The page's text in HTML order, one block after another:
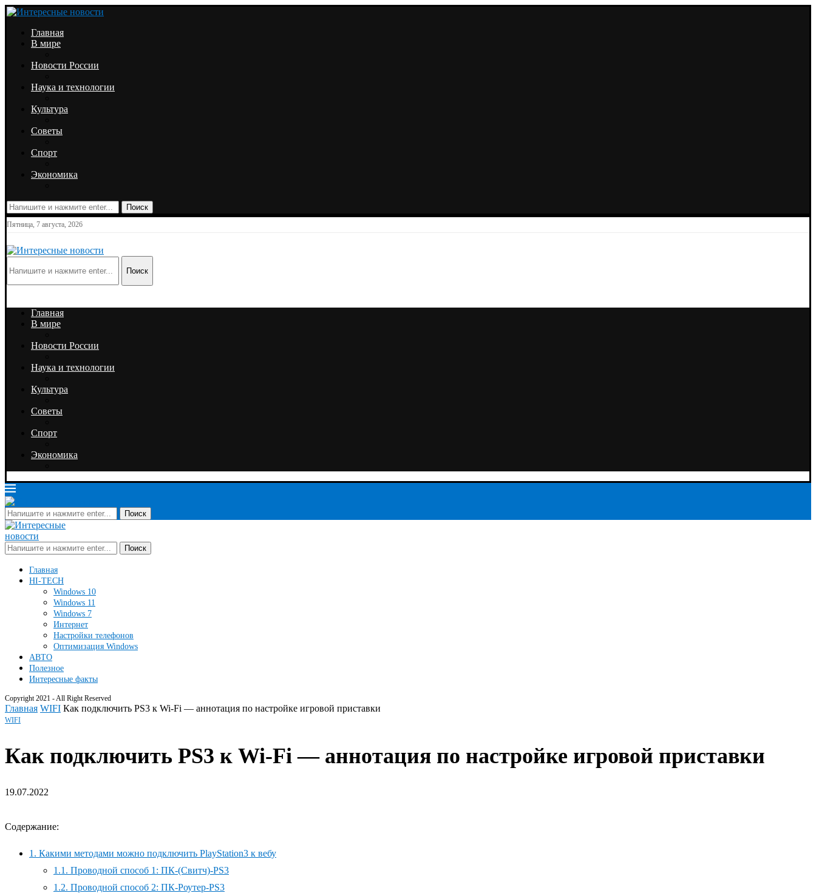
Главная
В мире
Новости России
Наука и технологии
Культура
Советы
Спорт
Экономика
Поиск
Пятница, 7 августа, 2026
Поиск
Главная
В мире
Новости России
Наука и технологии
Культура
Советы
Спорт
Экономика
Поиск
Поиск
Главная
HI-TECH
Windows 10
Windows 11
Windows 7
Интернет
Настройки телефонов
Оптимизация Windows
АВТО
Полезное
Интересные факты
Copyright 2021 - All Right Reserved
Главная WIFI Как подключить PS3 к Wi-Fi — аннотация по настройке игровой приставки
WIFI
Как подключить PS3 к Wi-Fi — аннотация по настройке игровой приставки
19.07.2022
Содержание:
1. Какими методами можно подключить PlayStation3 к вебу
1.1. Проводной способ 1: ПК-(Свитч)-PS3
1.2. Проводной способ 2: ПК-Роутер-PS3